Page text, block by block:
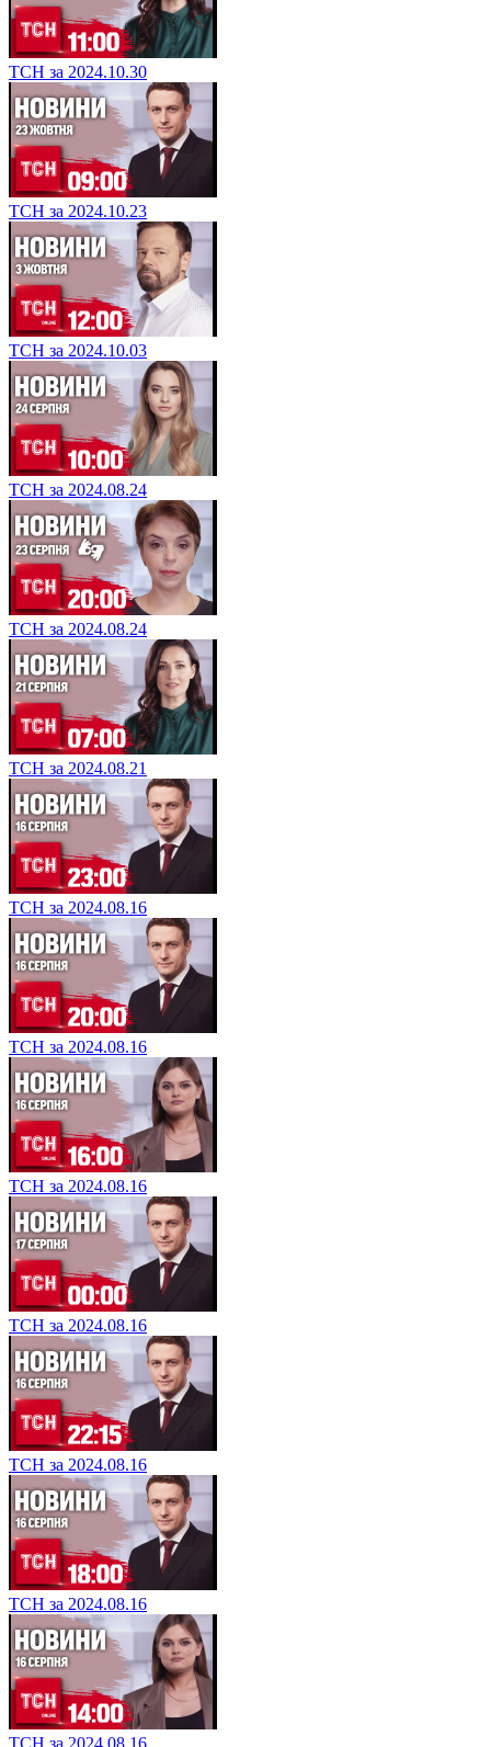
ТСН за 2024.10.30
ТСН за 2024.10.23
ТСН за 2024.10.03
ТСН за 2024.08.24
ТСН за 2024.08.24
ТСН за 2024.08.21
ТСН за 2024.08.16
ТСН за 2024.08.16
ТСН за 2024.08.16
ТСН за 2024.08.16
ТСН за 2024.08.16
ТСН за 2024.08.16
ТСН за 2024.08.16